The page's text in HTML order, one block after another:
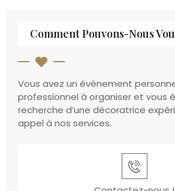
Comment Pouvons-Nous
Vous avez un évènement
professionnel à organiser et vous
recherche d’une décoratrice
appel à nos services.